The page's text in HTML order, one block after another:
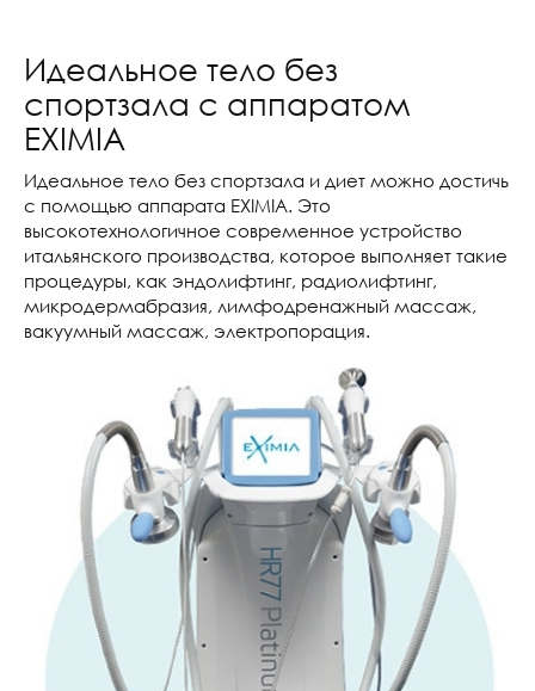
Идеальное тело без
спортзала с аппаратом
EXIMIA
Идеальное тело без спортзала и диет можно достичь
с помощью аппарата EXIMIA. Это
высокотехнологичное современное устройство
итальянского производства, которое выполняет такие
процедуры, как эндолифтинг, радиолифтинг,
микродермабразия, лимфодренажный массаж,
вакуумный массаж, электропорация.